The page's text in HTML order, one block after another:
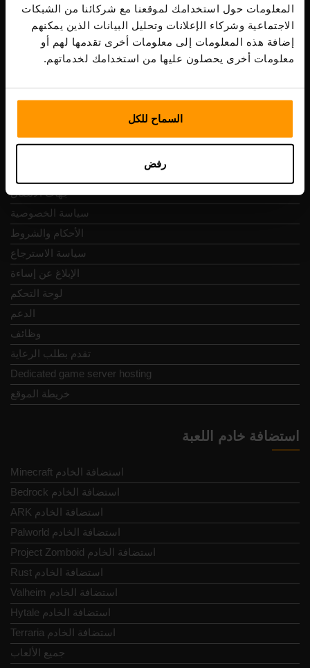
المعلومات حول استخدامك لموقعنا مع شركائنا من الشبكات
الاجتماعية وشركاء الإعلانات وتحليل البيانات الذين يمكنهم
إضافة هذه المعلومات إلى معلومات أخرى تقدمها لهم أو
معلومات أخرى يحصلون عليها من استخدامك لخدماتهم.
السماح للكل
رفض
رمز التسجيل: 14652605
ضريبة الشراء: EE102133820
عنوان: Harju maakond, Tallinn, Kesklinna linnaosa,
Vesivärava tn 50-201, 10152
التنقل السريع
جهات الاتصال
سياسة الخصوصية
الأحكام والشروط
سياسة الاسترجاع
الإبلاغ عن إساءة
لوحة التحكم
الدعم
وظائف
تقدم بطلب الرعاية
Dedicated game server hosting
خريطة الموقع
استضافة خادم اللعبة
Minecraft استضافة الخادم
Bedrock استضافة الخادم
ARK استضافة الخادم
Palworld استضافة الخادم
Project Zomboid استضافة الخادم
Rust استضافة الخادم
Valheim استضافة الخادم
Hytale استضافة الخادم
Terraria استضافة الخادم
جميع الألعاب